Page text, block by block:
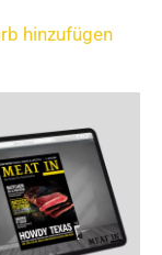
hinzufügen